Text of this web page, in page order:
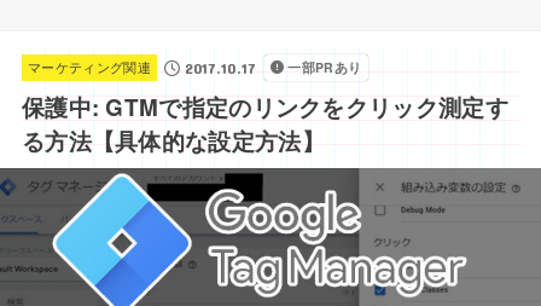
マーケティング関連 2017.10.17 一部PRあり
保護中: GTMで指定のリンクをクリック測定す
る方法【具体的な設定方法】